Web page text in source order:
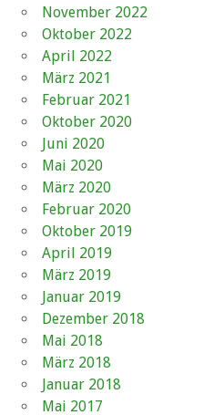
November 2022
Oktober 2022
April 2022
März 2021
Februar 2021
Oktober 2020
Juni 2020
Mai 2020
März 2020
Februar 2020
Oktober 2019
April 2019
März 2019
Januar 2019
Dezember 2018
Mai 2018
März 2018
Januar 2018
Mai 2017